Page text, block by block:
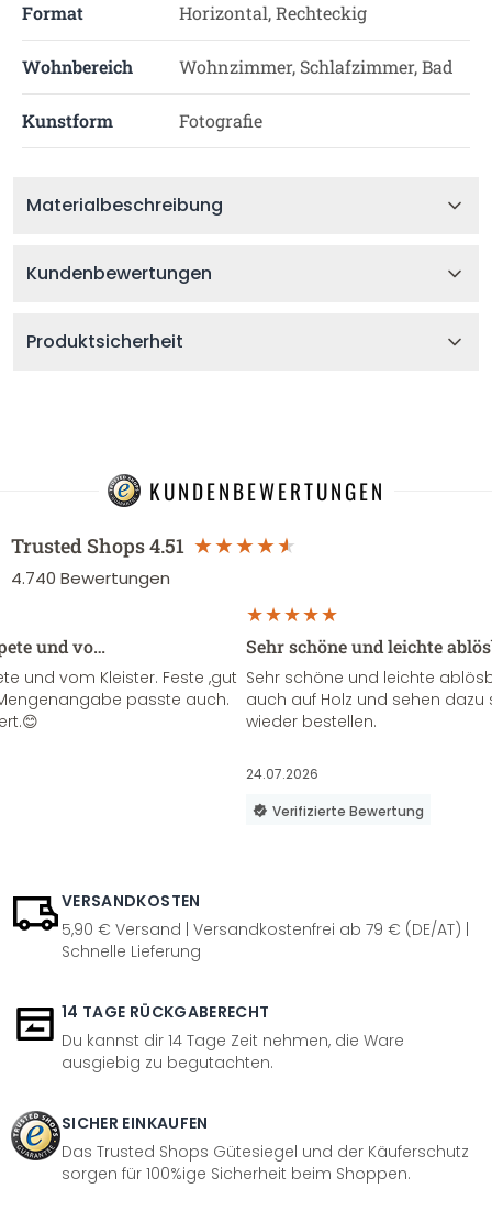
Format Horizontal, Rechteckig
Wohnbereich Wohnzimmer, Schlafzimmer, Bad
Kunstform Fotografie
Materialbeschreibung
Kundenbewertungen
Produktsicherheit
KUNDENBEWERTUNGEN
Trusted Shops4.51
4.740 Bewertungen
und vo…
und vom Kleister. Feste ,gut
passte auch.
Sehr schöne und leichte
Sehr schöne und leichte
auch auf Holz und sehen
wieder bestellen.
24.07.2026
Verifizierte Bewertung
VERSANDKOSTEN
5,90 € Versand | Versandkostenfrei ab 79 € (DE/AT) |
Schnelle Lieferung
14 TAGE RÜCKGABERECHT
Du kannst dir 14 Tage Zeit nehmen, die Ware
ausgiebig zu begutachten.
SICHER EINKAUFEN
Das Trusted Shops Gütesiegel und der Käuferschutz
sorgen für 100%ige Sicherheit beim Shoppen.